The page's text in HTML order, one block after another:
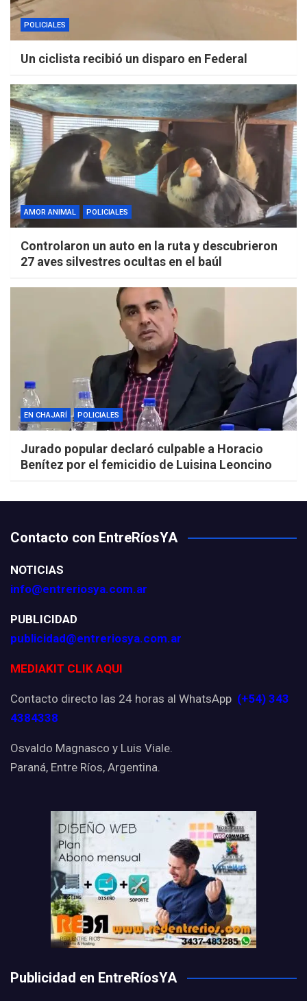
POLICIALES
Un ciclista recibió un disparo en Federal
AMOR ANIMAL POLICIALES
Controlaron un auto en la ruta y descubrieron
27 aves silvestres ocultas en el baúl
EN CHAJARÍ POLICIALES
Jurado popular declaró culpable a Horacio
Benítez por el femicidio de Luisina Leoncino
Contacto con EntreRíosYA
NOTICIAS
info@entreriosya.com.ar
PUBLICIDAD
publicidad@entreriosya.com.ar
MEDIAKIT CLIK AQUI
Contacto directo las 24 horas al WhatsApp (+54) 343
4384338
Osvaldo Magnasco y Luis Viale.
Paraná, Entre Ríos, Argentina.
Publicidad en EntreRíosYA